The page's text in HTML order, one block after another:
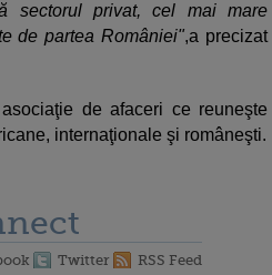
sectorul privat, cel mai mare
de partea României",a precizat
de afaceri ce reuneşte
internaţionale şi româneşti.
Twitter RSS Feed